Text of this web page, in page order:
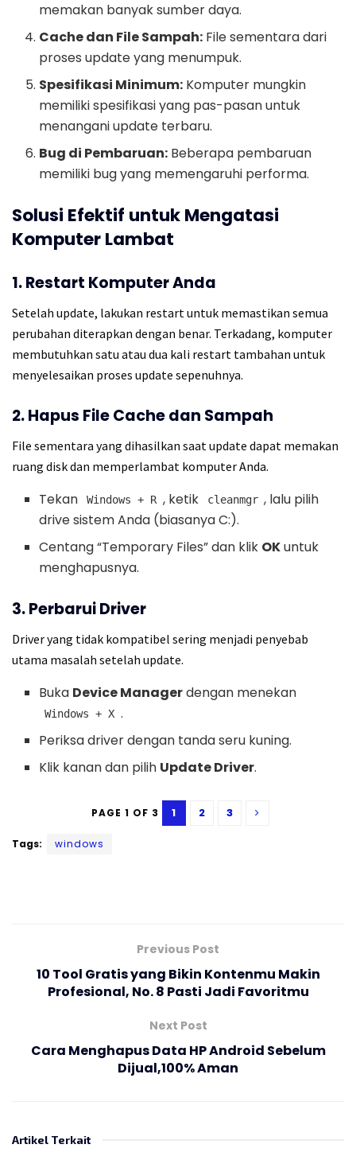
memakan banyak sumber daya.
Cache dan File Sampah: File sementara dari
proses update yang menumpuk.
Spesifikasi Minimum: Komputer mungkin
memiliki spesifikasi yang pas-pasan untuk
menangani update terbaru.
Bug di Pembaruan: Beberapa pembaruan
memiliki bug yang memengaruhi performa.
Solusi Efektif untuk Mengatasi
Komputer Lambat
1. Restart Komputer Anda
Setelah update, lakukan restart untuk memastikan semua
perubahan diterapkan dengan benar. Terkadang, komputer
membutuhkan satu atau dua kali restart tambahan untuk
menyelesaikan proses update sepenuhnya.
2. Hapus File Cache dan Sampah
File sementara yang dihasilkan saat update dapat memakan
ruang disk dan memperlambat komputer Anda.
Tekan Windows + R , ketik cleanmgr , lalu pilih
drive sistem Anda (biasanya C:).
Centang “Temporary Files” dan klik OKuntuk
menghapusnya.
3. Perbarui Driver
Driver yang tidak kompatibel sering menjadi penyebab
utama masalah setelah update.
Buka Device Managerdengan menekan
Windows + X .
Periksa driver dengan tanda seru kuning.
Klik kanan dan pilih Update Driver.
PAGE 1 OF 3 1 2 3
Tags: windows
Previous Post
10 Tool Gratis yang Bikin Kontenmu Makin
Profesional, No. 8 Pasti Jadi Favoritmu
Next Post
Cara Menghapus Data HP Android Sebelum
Dijual,100% Aman
Artikel Terkait